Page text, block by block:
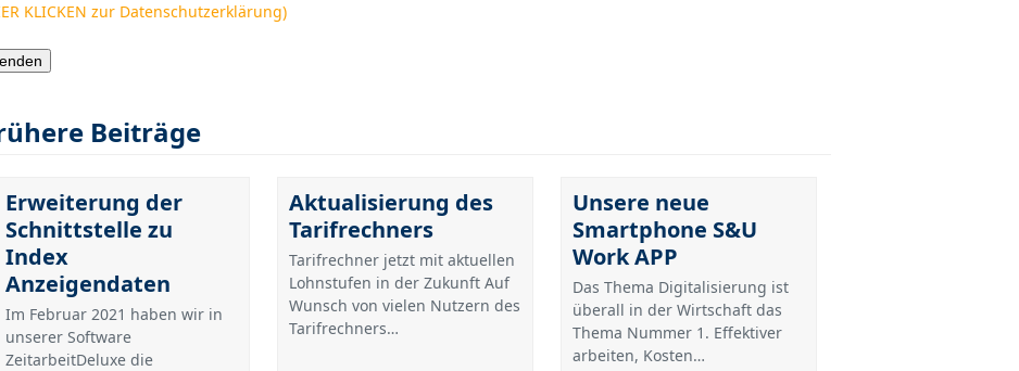
KLICKEN zur Datenschutzerklärung)
Beiträge
Erweiterung der
Schnittstelle zu
Index
Anzeigendaten
Im Februar 2021 haben wir in
unserer Software
ZeitarbeitDeluxe die
Aktualisierung des
Tarifrechners
Tarifrechner jetzt mit aktuellen
Lohnstufen in der Zukunft Auf
Wunsch von vielen Nutzern des
Tarifrechners…
Unsere neue
Smartphone S&U
Work APP
Das Thema Digitalisierung ist
überall in der Wirtschaft das
Thema Nummer 1. Effektiver
arbeiten, Kosten…